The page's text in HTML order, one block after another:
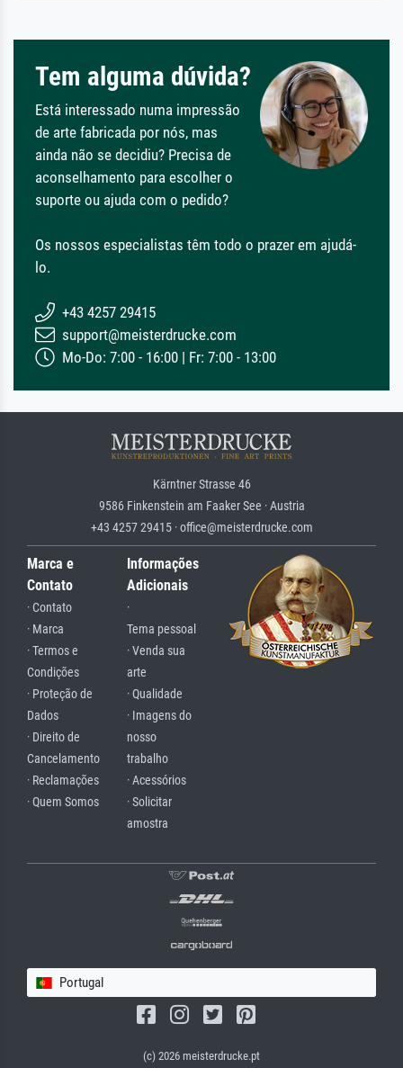
Tem alguma dúvida?
Está interessado numa impressão
de arte fabricada por nós, mas
ainda não se decidiu? Precisa de
aconselhamento para escolher o
suporte ou ajuda com o pedido?
Os nossos especialistas têm todo o prazer em ajudá-
lo.
+43 4257 29415
support@meisterdrucke.com
Mo-Do: 7:00 - 16:00 | Fr: 7:00 - 13:00
Kärntner Strasse 46
9586 Finkenstein am Faaker See · Austria
+43 4257 29415 · office@meisterdrucke.com
Marca e
Contato
· Contato
· Marca
· Termos e
Condições
· Proteção de
Dados
· Direito de
Cancelamento
· Reclamações
· Quem Somos
Informações
Adicionais
·
Tema pessoal
· Venda sua
arte
· Qualidade
· Imagens do
nosso
trabalho
· Acessórios
· Solicitar
amostra
Portugal
(c) 2026 meisterdrucke.pt